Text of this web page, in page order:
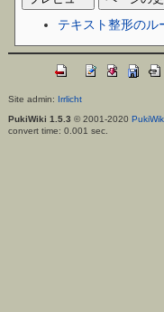
テキスト整形のル
Site admin: Irrlicht
PukiWiki 1.5.3 © 2001-2020
convert time: 0.001 sec.